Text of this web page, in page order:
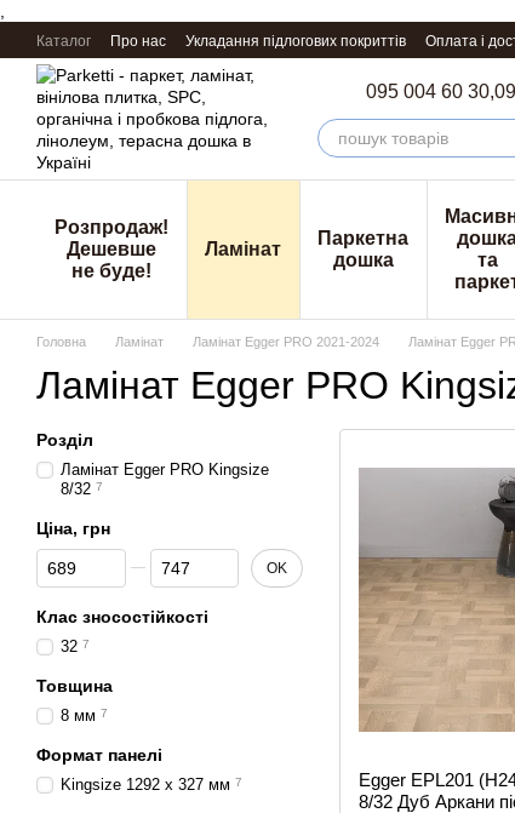
Перейти к основному контенту
Каталог Про нас Укладання підлогових покриттів Оплата і
095 004 60 30,
Розпродаж!
Дешевше
не буде!
Ламінат
Паркетна
дошка
та
Головна Ламінат Ламінат Egger PRO 2021-2024 Ламінат Egger
Ламінат Egger PRO
Egger EPL201
8/32 Дуб Аркани
Розділ
Ламінат Egger PRO Kingsize
8/32 7
Ціна, грн
Від Ціна, грн
До Ціна, грн OK
Клас зносостійкості
32 7
Товщина
8 мм 7
Формат панелі
Kingsize 1292 x 327 мм 7